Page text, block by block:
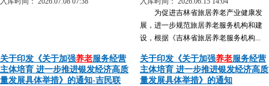
为促进吉林省旅居养老产业健康发
展，进一步规范旅居养老服务机构和建
设，根据《吉林省旅居养老服务机构...
关于印发《关于加强养老服务经营
主体培育 进一步推进银发经济高质
量发展具体举措》的通知-吉民联
关于印发《关于加强养老服务经营
主体培育 进一步推进银发经济高质
量发展具体举措》的通知